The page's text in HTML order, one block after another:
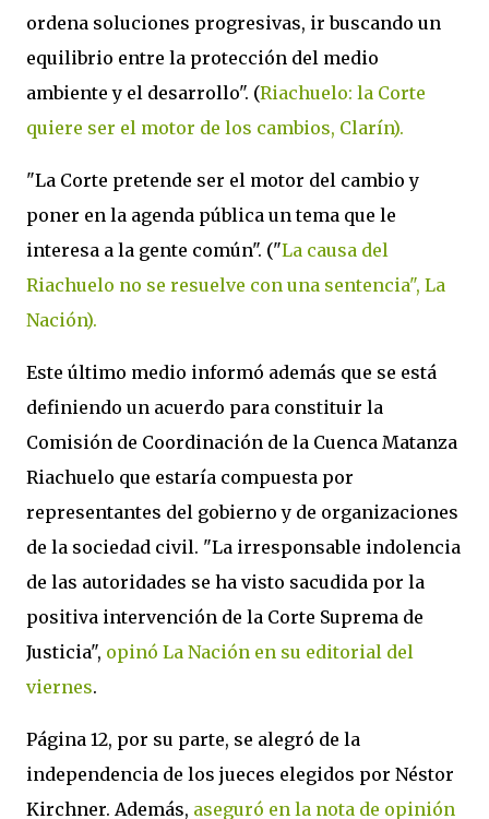
ordena soluciones progresivas, ir buscando un
equilibrio entre la protección del medio
ambiente y el desarrollo". (Riachuelo: la Corte
quiere ser el motor de los cambios, Clarín).
"La Corte pretende ser el motor del cambio y
poner en la agenda pública un tema que le
interesa a la gente común". ("La causa del
Riachuelo no se resuelve con una sentencia", La
Nación).
Este último medio informó además que se está
definiendo un acuerdo para constituir la
Comisión de Coordinación de la Cuenca Matanza
Riachuelo que estaría compuesta por
representantes del gobierno y de organizaciones
de la sociedad civil. "La irresponsable indolencia
de las autoridades se ha visto sacudida por la
positiva intervención de la Corte Suprema de
Justicia", opinó La Nación en su editorial del
viernes.
Página 12, por su parte, se alegró de la
independencia de los jueces elegidos por Néstor
Kirchner. Además, aseguró en la nota de opinión